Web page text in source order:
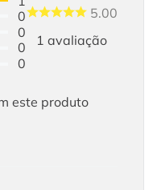
0
0
0
0
5.00
1avaliação
este produto